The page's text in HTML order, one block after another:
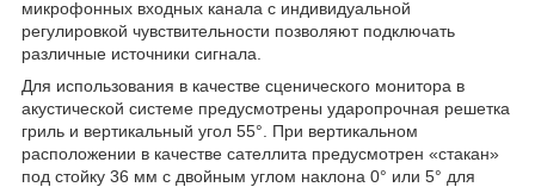
микрофонных входных канала с индивидуальной
регулировкой чувствительности позволяют подключать
различные источники сигнала.
Для использования в качестве сценического монитора в
акустической системе предусмотрены ударопрочная решетка
гриль и вертикальный угол 55°. При вертикальном
расположении в качестве сателлита предусмотрен «стакан»
под стойку 36 мм с двойным углом наклона 0° или 5° для